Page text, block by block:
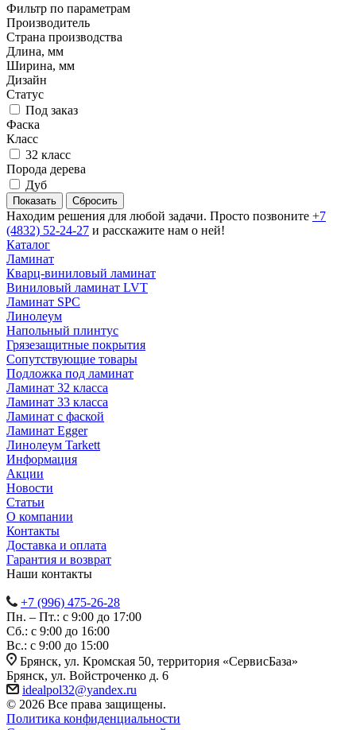
Фильтр по параметрам
Производитель
Страна производства
Длина, мм
Ширина, мм
Дизайн
Статус
Под заказ
Фаска
Класс
32 класс
Порода дерева
Дуб
Сбросить
Находим решения для любой задачи. Просто позвоните +7
(4832) 52-24-27 и расскажите нам о ней!
Каталог
Ламинат
Кварц-виниловый ламинат
Виниловый ламинат LVT
Ламинат SPC
Линолеум
Напольный плинтус
Грязезащитные покрытия
Сопутствующие товары
Подложка под ламинат
Ламинат 32 класса
Ламинат 33 класса
Ламинат с фаской
Ламинат Egger
Линолеум Tarkett
Информация
Акции
Новости
Статьи
О компании
Контакты
Доставка и оплата
Гарантия и возврат
Наши контакты
+7 (996) 475-26-28
Пн. – Пт.: с 9:00 до 17:00
Сб.: с 9:00 до 16:00
Bc.: с 9:00 до 15:00
Брянск, ул. Кромская 50, территория «СервисБаза»
Брянск, ул. Войстроченко д. 6
idealpol32@yandex.ru
© 2026 Все права защищены.
Политика конфиденциальности